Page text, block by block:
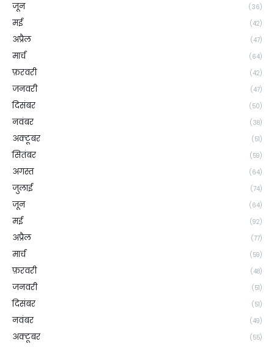
जून (36)
मई (42)
अप्रैल (47)
मार्च (64)
फ़रवरी (42)
जनवरी (47)
दिसंबर (50)
नवंबर (38)
अक्टूबर (51)
सितंबर (59)
अगस्त (64)
जुलाई (74)
जून (64)
मई (92)
अप्रैल (77)
मार्च (59)
फ़रवरी (48)
जनवरी (51)
दिसंबर (51)
नवंबर (49)
अक्टूबर (55)